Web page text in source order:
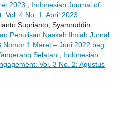
2023
Indonesian Journal of
Vol. 4 No. 1: April 2023
Suprianto, Syamruddin
Penulisan Naskah Ilmiah Jurnal
Nomor 1 Maret – Juni 2022 bagi
Selatan
Indonesian
Vol. 3 No. 2: Agustus